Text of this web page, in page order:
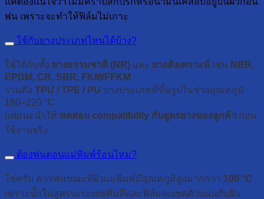
พ่น เพราะจะทำให้ฟิล์มไม่เกาะ
ใช้กับยางประเภทไหนได้บ้าง?
ใช้ได้กับทั้ง ยางธรรมชาติ (NR) และ ยางสังเคราะห์ เช่น NBR,
EPDM, CR, SBR, FKM/FFKM
รวมถึง TPU / TPE / PU บางประเภทที่ขึ้นรูปในช่วงอุณหภูมิ
180–220 °C
แต่แนะนำให้ ทดสอบ compatibility กับสูตรยางของลูกค้า ก่อน
ใช้งานจริง
ต้องพ่นตอนแม่พิมพ์ร้อนไหม?
ใช่ครับ ควรพ่นขณะที่ผิวแม่พิมพ์มีอุณหภูมิสูงมากกว่า 100 °C
เพราะน้ำในสูตรจะระเหยทันทีและฟิล์มจะเซตตัวแน่นกับผิว